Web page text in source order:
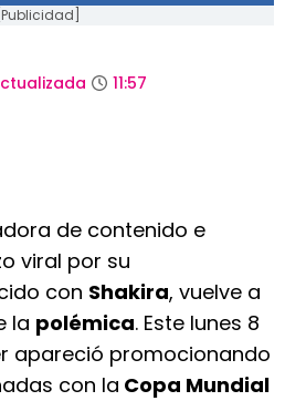
[Publicidad]
11:57
de contenido e
viral por su
con Shakira, vuelve a
la polémica. Este lunes 8
apareció promocionando
con la Copa Mundial